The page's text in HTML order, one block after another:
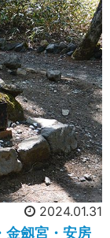
2024.01.31
金劔宮・安房